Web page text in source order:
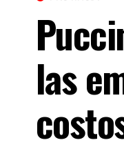
las